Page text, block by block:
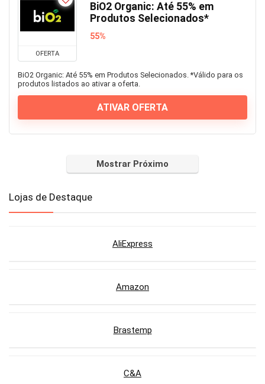
OFERTA
BiO2 Organic: Até 55% em
Produtos Selecionados*
55%
BiO2 Organic: Até 55% em Produtos Selecionados. *Válido para os
produtos listados ao ativar a oferta.
ATIVAR OFERTA
Mostrar Próximo
Lojas de Destaque
AliExpress
Amazon
Brastemp
C&A